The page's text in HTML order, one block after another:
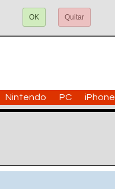
OK Quitar
Nintendo PC iPhone